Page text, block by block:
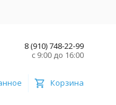
8 (910) 748-22-99
с 9:00 до 16:00
Корзина